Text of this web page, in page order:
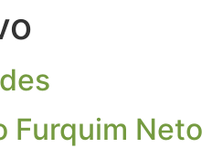
Furquim Neto